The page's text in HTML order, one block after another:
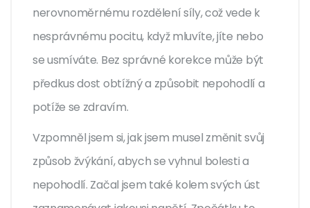
nerovnoměrnému rozdělení síly, což vede k
nesprávnému pocitu, když mluvíte, jíte nebo
se usmíváte. Bez správné korekce může být
předkus dost obtížný a způsobit nepohodlí a
potíže se zdravím.
Vzpomněl jsem si, jak jsem musel změnit svůj
způsob žvýkání, abych se vyhnul bolesti a
nepohodlí. Začal jsem také kolem svých úst